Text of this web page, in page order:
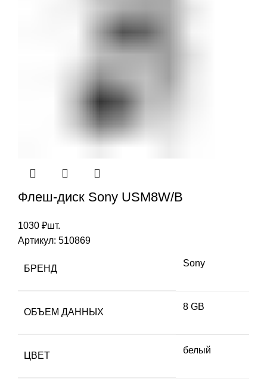
Флеш-диск Sony USM8W/B
1030 ₽шт.
Артикул: 510869
БРЕНД
Sony
ОБЪЕМ ДАННЫХ
8 GB
ЦВЕТ
белый